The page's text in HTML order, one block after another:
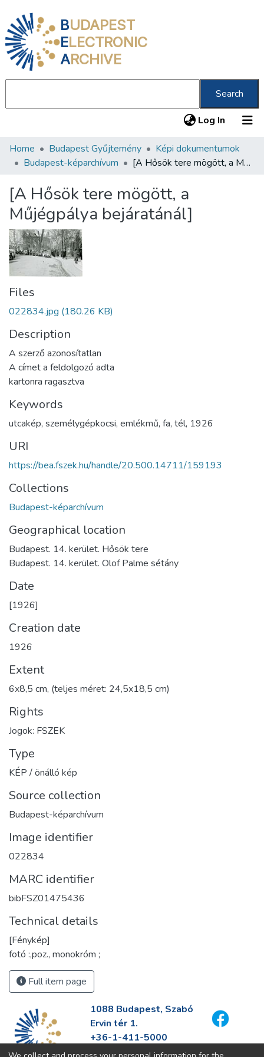
BUDAPEST
ELECTRONIC
ARCHIVE
Search
Log In (current)
Communities & Collections
Statistics
About us
Home Budapest Gyűjtemény
Képi dokumentumok
Budapest-képarchívum
[A Hősök tere mögött, a Műjégpálya bejáratánál]
[A Hősök tere mögött, a
Műjégpálya bejáratánál]
Files
022834.jpg (180.26 KB)
Description
A szerző azonosítatlan
A címet a feldolgozó adta
kartonra ragasztva
Keywords
utcakép, személygépkocsi, emlékmű, fa, tél, 1926
URI
https://bea.fszek.hu/handle/20.500.14711/159193
Collections
Budapest-képarchívum
Geographical location
Budapest. 14. kerület. Hősök tere
Budapest. 14. kerület. Olof Palme sétány
Date
[1926]
Creation date
1926
Extent
6x8,5 cm, (teljes méret: 24,5x18,5 cm)
Rights
Jogok: FSZEK
Type
KÉP / önálló kép
Source collection
Budapest-képarchívum
Image identifier
022834
MARC identifier
bibFSZ01475436
Technical details
[Fénykép]
fotó :,poz., monokróm ;
Full item page
1088 Budapest, Szabó
Ervin tér 1.
+36-1-411-5000
info@fszek.hu